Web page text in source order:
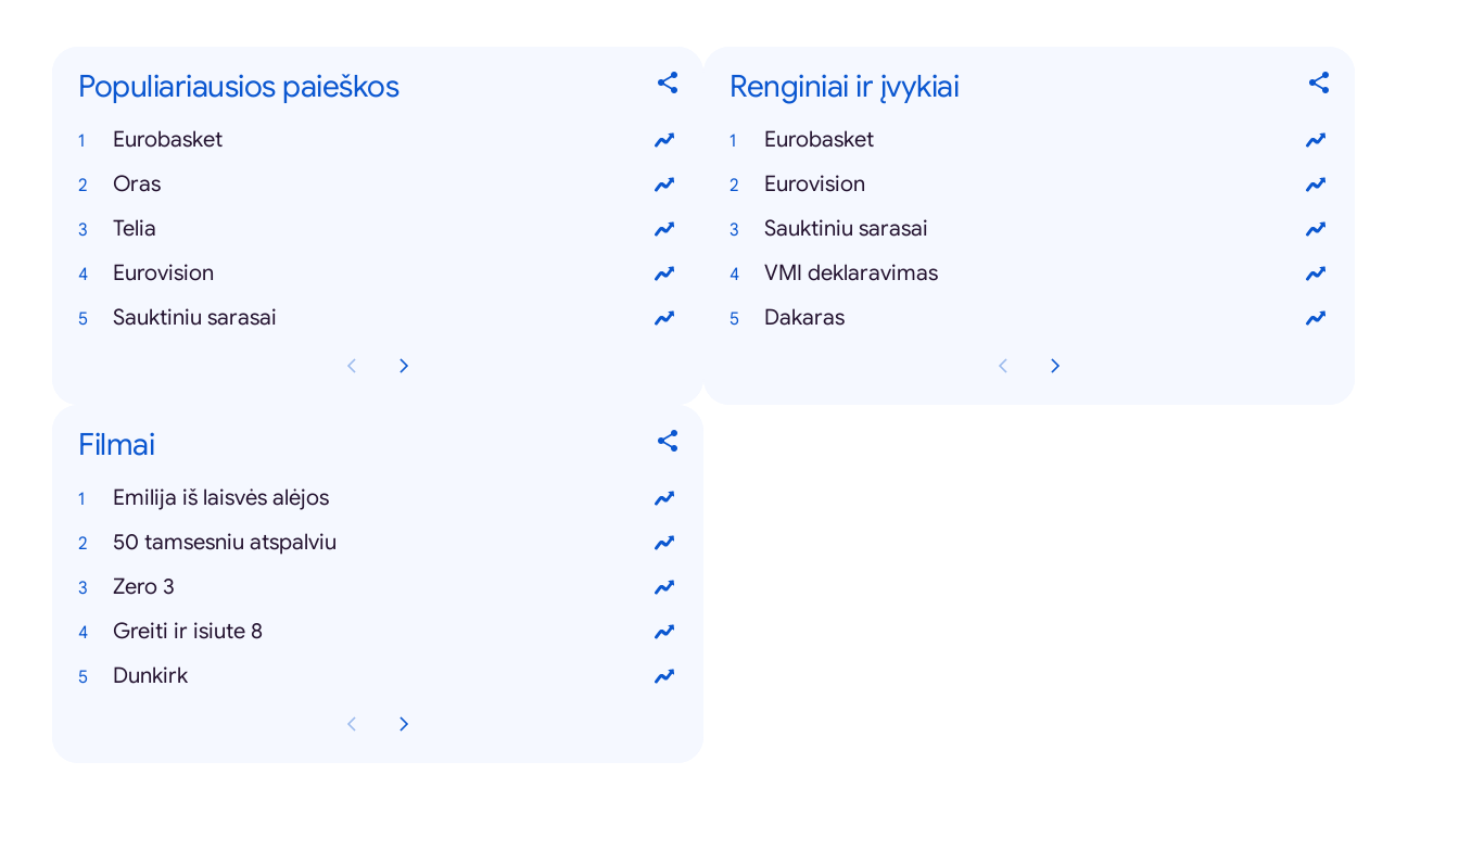
Populiariausios paieškos
Eurobasket
Oras
Telia
Eurovision
Sauktiniu sarasai
Renginiai ir įvykiai
Eurobasket
Eurovision
Sauktiniu sarasai
VMI deklaravimas
Dakaras
Filmai
Emilija iš laisvės alėjos
50 tamsesniu atspalviu
Zero 3
Greiti ir isiute 8
Dunkirk